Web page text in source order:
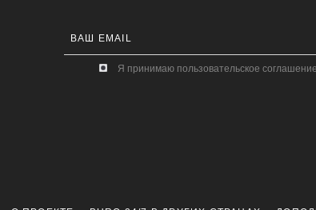
Я принимаю пользовательское соглашение